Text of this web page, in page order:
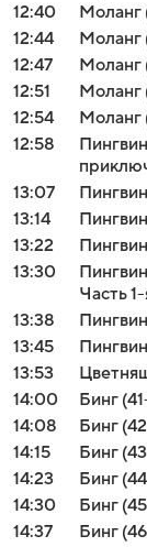
12:40
Моланг
12:44
Моланг
12:47
12:51
Моланг
12:54
Моланг
12:58
13:07
13:14
13:22
13:30
Часть
13:38
13:45
13:53
14:00
Бинг
14:08
Бинг
14:15
Бинг
14:23
Бинг
14:30
Бинг
14:37
Бинг